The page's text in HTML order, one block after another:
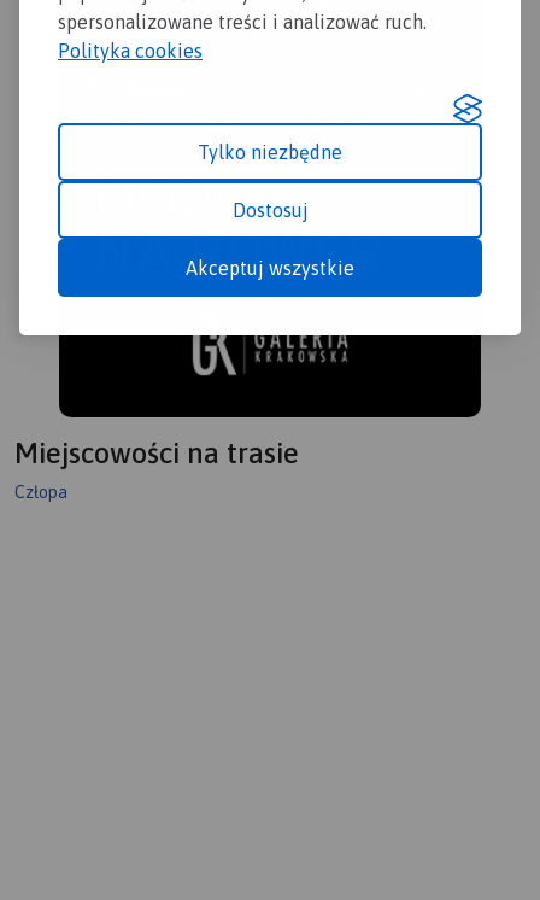
spersonalizowane treści i analizować ruch.
Polityka cookies
Tylko niezbędne
Dostosuj
Akceptuj wszystkie
Miejscowości na trasie
Człopa